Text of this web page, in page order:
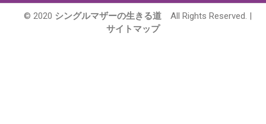
© 2020 シングルマザーの生きる道 All Rights Reserved. |
サイトマップ